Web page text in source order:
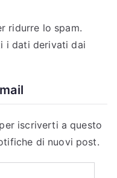
ridurre lo spam.
i dati derivati dai
iscriverti a questo
di nuovi post.